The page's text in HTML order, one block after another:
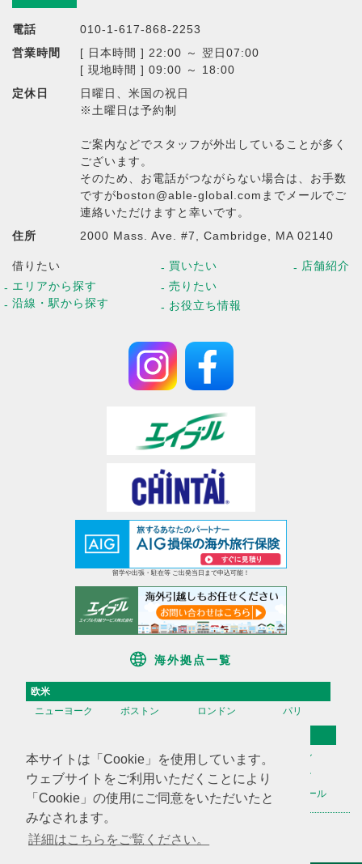
本サイトは「Cookie」を使用しています。
ウェブサイトをご利用いただくことにより
「Cookie」の使用にご同意をいただいたと
みなされます。
詳細はこちらをご覧ください。
電話
010-1-617-868-2253
営業時間
[ 日本時間 ] 22:00 ～ 翌日07:00
[ 現地時間 ] 09:00 ～ 18:00
定休日
日曜日、米国の祝日
※土曜日は予約制
ご案内などでスタッフが外出していることが多く
ございます。
そのため、お電話がつながらない場合は、お手数
ですがboston@able-global.comまでメールでご
連絡いただけますと幸いです。
住所
2000 Mass. Ave. #7, Cambridge, MA 02140
借りたい
エリアから探す
沿線・駅から探す
買いたい
売りたい
お役立ち情報
店舗紹介
留学や出張・駐在等 ご出発当日まで申込可能！
海外拠点一覧
欧米
ニューヨーク
ボストン ロンドン パリ
香港
台湾 高雄
ソウル
天津
上海 蘇州
深セン
広州
ハノイ マニラ シンガポール
海外不動産投資情報 海外CHINTAI